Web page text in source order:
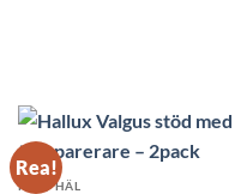
Rea!
FOT / HÄL